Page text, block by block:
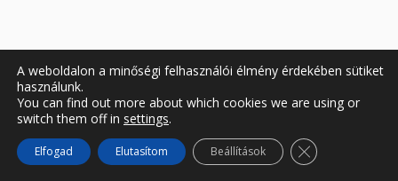
A weboldalon a minőségi felhasználói élmény érdekében sütiket
használunk.
You can find out more about which cookies we are using or
switch them off in settings.
Elfogad Elutasítom Beállítások Close GDPR